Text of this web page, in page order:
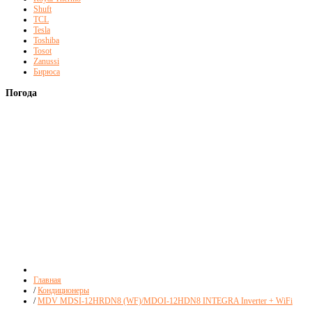
Shuft
TCL
Tesla
Toshiba
Tosot
Zanussi
Бирюса
Погода
Главная
/ Кондиционеры
/ MDV MDSI-12HRDN8 (WF)/MDOI-12HDN8 INTEGRA Inverter + WiFi